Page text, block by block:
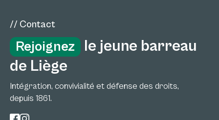
// Contact
Rejoignez
le jeune barreau
de Liège
Intégration, convivialité et défense des droits,
depuis 1861.